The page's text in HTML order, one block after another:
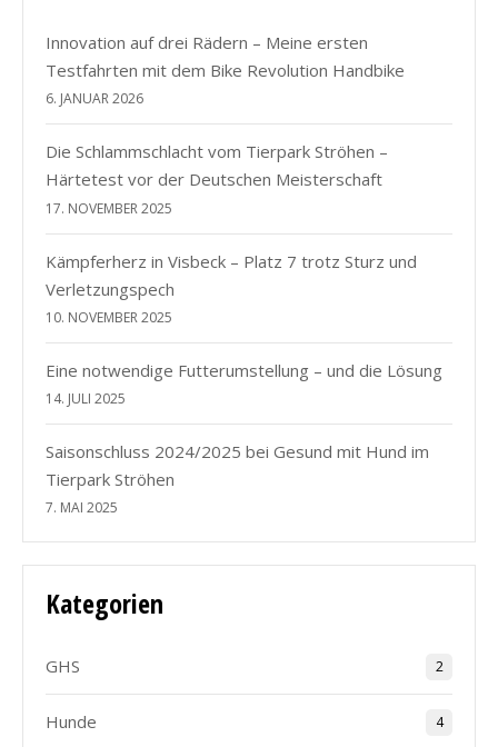
Innovation auf drei Rädern – Meine ersten
Testfahrten mit dem Bike Revolution Handbike
6. JANUAR 2026
Die Schlammschlacht vom Tierpark Ströhen –
Härtetest vor der Deutschen Meisterschaft
17. NOVEMBER 2025
Kämpferherz in Visbeck – Platz 7 trotz Sturz und
Verletzungspech
10. NOVEMBER 2025
Eine notwendige Futterumstellung – und die Lösung
14. JULI 2025
Saisonschluss 2024/2025 bei Gesund mit Hund im
Tierpark Ströhen
7. MAI 2025
Kategorien
GHS 2
Hunde 4